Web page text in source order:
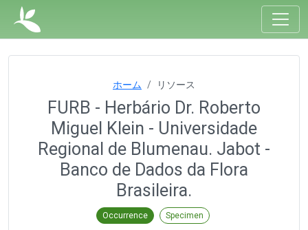
ホーム リソース
FURB - Herbário Dr. Roberto
Miguel Klein - Universidade
Regional de Blumenau. Jabot -
Banco de Dados da Flora
Brasileira.
Occurrence Specimen